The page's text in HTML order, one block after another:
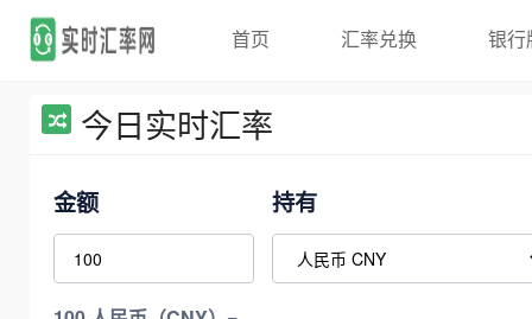
首页 汇率兑换 银行
今日实时汇率
金额 持有